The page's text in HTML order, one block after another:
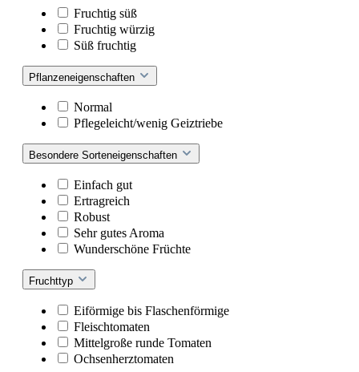
Fruchtig süß
Fruchtig würzig
Süß fruchtig
Pflanzeneigenschaften
Normal
Pflegeleicht/wenig Geiztriebe
Besondere Sorteneigenschaften
Einfach gut
Ertragreich
Robust
Sehr gutes Aroma
Wunderschöne Früchte
Fruchttyp
Eiförmige bis Flaschenförmige
Fleischtomaten
Mittelgroße runde Tomaten
Ochsenherztomaten